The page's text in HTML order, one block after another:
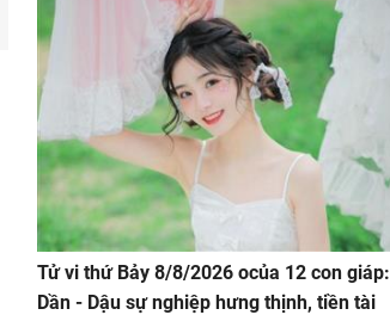
Tử vi thứ Bảy 8/8/2026 ocủa 12 con giáp:
Dần - Dậu sự nghiệp hưng thịnh, tiền tài